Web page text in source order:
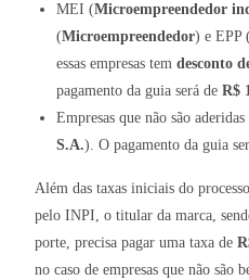
MEI (Microempreendedor
(Microempreendedor) e EPP
essas empresas temdesconto
pagamento da guia será deR$
Empresas que não são
S.A.). O pagamento da guia
Além das taxas iniciais do
pelo INPI, o titular da marca,
porte, precisa pagar uma taxa de
no caso de empresas que não são